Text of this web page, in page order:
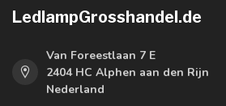
LedlampGrosshandel.de
Van Foreestlaan 7 E
2404 HC Alphen aan den Rijn
Nederland